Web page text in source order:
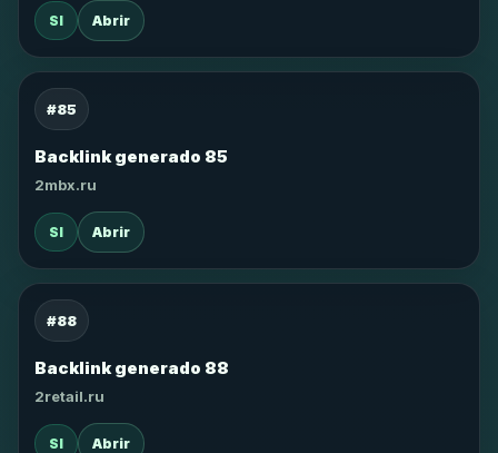
SI Abrir
#85
Backlink generado 85
2mbx.ru
SI Abrir
#88
Backlink generado 88
2retail.ru
SI Abrir